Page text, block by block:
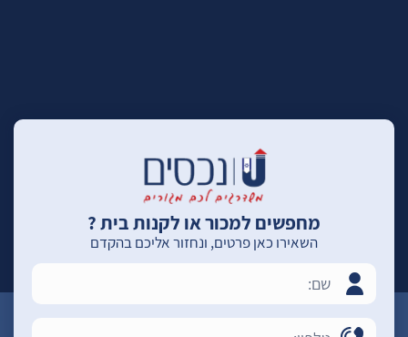
מחפשים למכור או לקנות בית ?
השאירו כאן פרטים, ונחזור אליכם בהקדם